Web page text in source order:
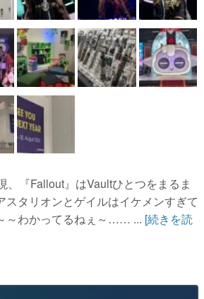
、『Fallout』はVaultひとつをまるま
スタリオンとゲイルはイケメンすぎて
～わかってるねぇ～…… ... [続きを読